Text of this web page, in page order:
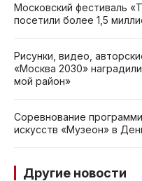
Московский фестиваль
посетили более 1,5
Рисунки, видео,
«Москва 2030»
мой район»
Соревнование
искусств «Музеон» в
Другие новости